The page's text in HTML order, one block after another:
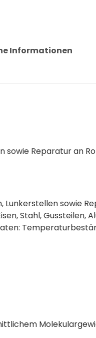
Informationen
sowie Reparatur an
Lunkerstellen sowie
Stahl, Gussteilen,